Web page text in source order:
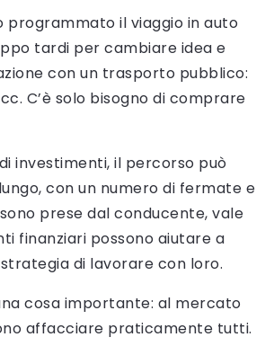
programmato il viaggio in auto
tardi per cambiare idea e
con un trasporto pubblico:
C’è solo bisogno di comprare
investimenti, il percorso può
con un numero di fermate e
prese dal conducente, vale
finanziari possono aiutare a
di lavorare con loro.
cosa importante: al mercato
affacciare praticamente tutti.